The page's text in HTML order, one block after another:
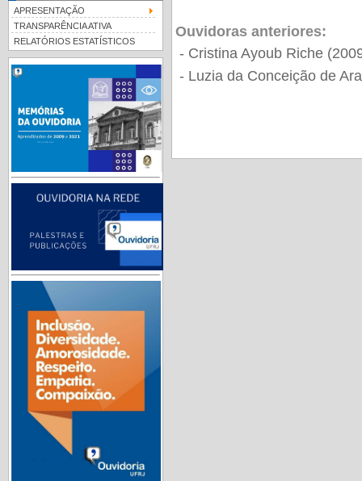
APRESENTAÇÃO
TRANSPARÊNCIA ATIVA
RELATÓRIOS ESTATÍSTICOS
Ouvidoras anteriores:
- Cristina Ayoub Riche
- Luzia da Conceição de